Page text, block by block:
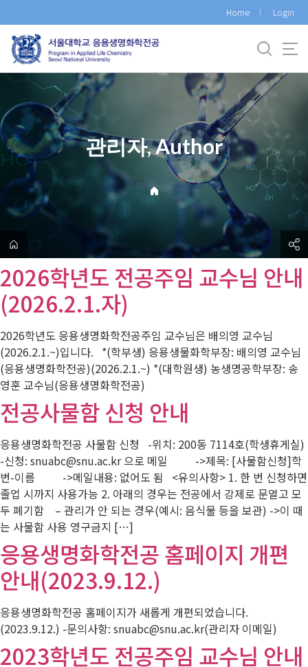
로
메
Home Login
관리자, Author
2026학년도 전공주임 교수님 안내
(2026.2.1.자)
2026학년도 응용생명화학전공주임 교수님은 배의영 교수님
(2026.2.1.~)입니다. *(학부생) 응용생물화학부장: 배의영 교수님
(응용생명화학전공)(2026.2.1.~) *(대학원생) 농생명공학부장: 송
영훈 교수님(응용생명화학전공)
전공사물함 신청 안내
응용생명화학전공 사물함 신청 -위치: 200동 7114호(학생휴게실)
-신청: snuabc@snu.ac.kr 으로 메일 ->제목: [사물함신청]학
번-이름 ->메일내용: 없어도 됨 <유의사항> 1. 한 번 신청하면
졸업 시까지 사용가능 2. 아래의 경우는 전공에서 강제로 문열고 모
두 폐기함 – 관리가 안 되는 경우(예시: 음식물 등을 보관) ->이 때
는 사물함 사용 영구금지 […]
응용생명화학전공 홈페이지 개편
안내(2023.9.12.)
응용생명화학전공 홈페이지가 새롭게 개편되었습니다.
(2023.9.12.) -문의사항: snuabc@snu.ac.kr(관리자 이메일)
2023학년도 전공주임 교수님 안내